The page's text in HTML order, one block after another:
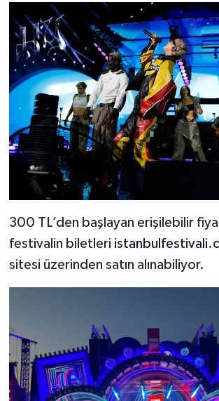
300 TL’den başlayan erişilebilir
festivalin biletleri
sitesi üzerinden satın alınabiliyor.